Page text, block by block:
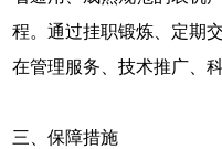
程。通过挂职锻炼、定期
在管理服务、技术推广、
三、保障措施